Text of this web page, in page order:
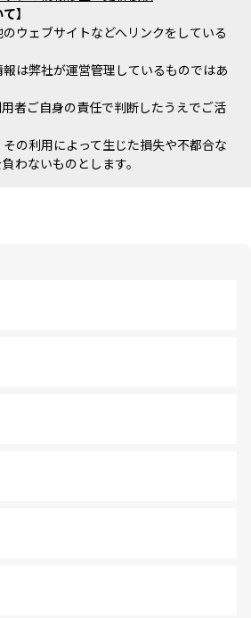
て
のウェブサイトなどへリンクをしている
は弊社が運営管理しているものではあ
者ご自身の責任で判断したうえでご活
の利用によって生じた損失や不都合な
わないものとします。